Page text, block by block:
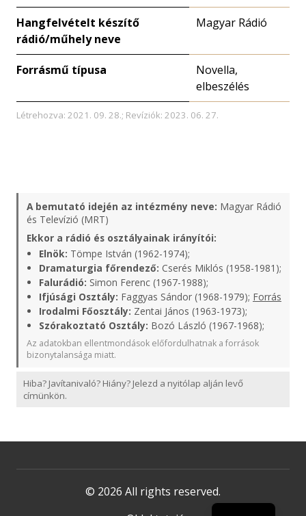
Hangfelvételt készítő
rádió/műhely neve
Magyar Rádió
Forrásmű típusa
Novella,
elbeszélés
Létrehozva: 2021. 09. 28.; Revíziók: 2023. 06. 27.
A bemutató idején az intézmény neve: Magyar Rádió
és Televízió (MRT)
Ekkor a rádió és osztályainak irányítói:
Elnök: Tömpe István (1962-1974);
Dramaturgia főrendező: Cserés Miklós (1958-1981);
Falurádió: Simon Ferenc (1967-1988);
Ifjúsági Osztály: Faggyas Sándor (1968-1979); Forrás
Irodalmi Főosztály: Zentai János (1963-1973);
Szórakoztató Osztály: Bozó László (1967-1968);
Az adatokban ellentmondások előfordulhatnak a források
bizonytalansága miatt.
Hiba? Javítanivaló? Hiány? Jelezd a nyitólap alján levő
címünkön.
© 2026 All rights reserved.